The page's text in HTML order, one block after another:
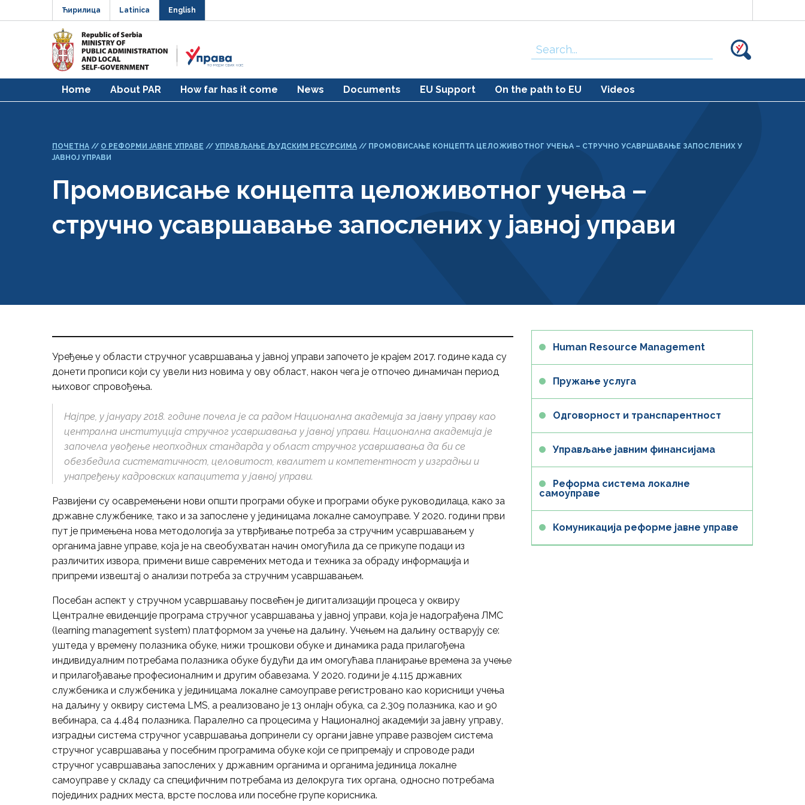
Ћирилица Latinica English
Search
for:
Home About PAR How far has it come News Documents EU Support On the path to EU Videos
ПОЧЕТНА // О РЕФОРМИ ЈАВНЕ УПРАВЕ // УПРАВЉАЊЕ ЉУДСКИМ РЕСУРСИМА // ПРОМОВИСАЊЕ КОНЦЕПТА ЦЕЛОЖИВОТНОГ УЧЕЊА – СТРУЧНО УСАВРШАВАЊЕ ЗАПОСЛЕНИХ У
ЈАВНОЈ УПРАВИ
Промовисање концепта целоживотног учења –
стручно усавршавање запослених у јавној управи
Уређење у области стручног усавршавања у јавној управи започето је крајем 2017. године када су
донети прописи који су увели низ новима у ову област, након чега је отпочео динамичан период
њиховог спровођења.
Најпре, у јануару 2018. године почела је са радом Национална академија за јавну управу као
централна институција стручног усавршавања у јавној управи. Национална академија је
започела увођење неопходних стандарда у област стручног усавршавања да би се
обезбедила систематичност, целовитост, квалитет и компетентност у изградњи и
унапређењу кадровских капацитета у јавној управи.
Развијени су осавремењени нови општи програми обуке и програми обуке руководилаца, како за
државне службенике, тако и за запослене у јединицама локалне самоуправе. У 2020. години први
пут је примењена нова методологија за утврђивање потреба за стручним усавршавањем у
органима јавне управе, која је на свеобухватан начин омогућила да се прикупе подаци из
различитих извора, примени више савремених метода и техника за обраду информација и
припреми извештај о анализи потреба за стручним усавршавањем.
Посебан аспект у стручном усавршавању посвећен је дигитализацији процеса у оквиру
Централне евиденције програма стручног усавршавања у јавној управи, која је надограђена ЛМС
(learning management system) платформом за учење на даљину. Учењем на даљину остварују се:
уштеда у времену полазника обуке, нижи трошкови обуке и динамика рада прилагођена
индивидуалним потребама полазника обуке будући да им омогућава планирање времена за учење
и прилагођавање професионалним и другим обавезама. У 2020. години је 4.115 државних
службеника и службеника у јединицама локалне самоуправе регистровано као корисници учења
на даљину у оквиру системa LMS, а реализовано је 13 онлајн обука, са 2.309 полазника, као и 90
вебинара, са 4.484 полазника. Паралелно са процесима у Националној академији за јавну управу,
изградњи система стручног усавршавања допринели су органи јавне управе развојем система
стручног усавршавања у посебним програмима обуке који се припремају и спроводе ради
стручног усавршавања запослених у државним органима и органима јединица локалне
самоуправе у складу са специфичним потребама из делокруга тих органа, односно потребама
појединих радних места, врсте послова или посебне групе корисника.
Human Resource Management
Пружање услуга
Одговорност и транспарентност
Управљање јавним финансијама
Реформа система локалне
самоуправе
Комуникација реформе јавне управе